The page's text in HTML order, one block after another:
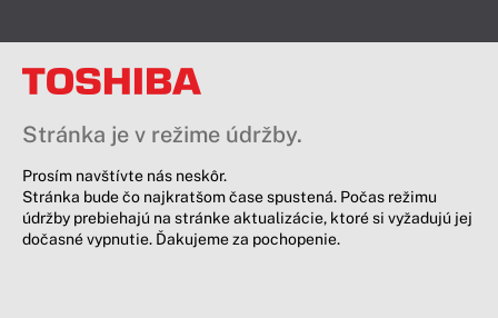
Stránka je v režime údržby.
Prosím navštívte nás neskôr.
Stránka bude čo najkratšom čase spustená. Počas režimu
údržby prebiehajú na stránke aktualizácie, ktoré si vyžadujú jej
dočasné vypnutie. Ďakujeme za pochopenie.